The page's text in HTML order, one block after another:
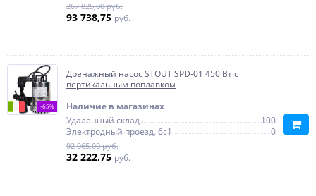
267 825,00 руб.
93 738,75 руб.
-65%
Дренажный насос STOUT SPD-01 450 Вт с
вертикальным поплавком
Наличие в магазинах
Удаленный склад
100
Электродный проезд, 6с1
0
92 065,00 руб.
32 222,75 руб.